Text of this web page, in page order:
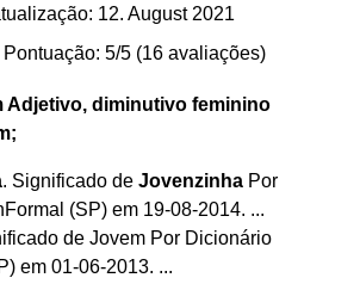
12. August 2021
Pontuação: 5/5 (16 avaliações)
Adjetivo, diminutivo feminino
. Significado de Jovenzinha Por
(SP) em 19-08-2014. ...
de Jovem Por Dicionário
em 01-06-2013. ...